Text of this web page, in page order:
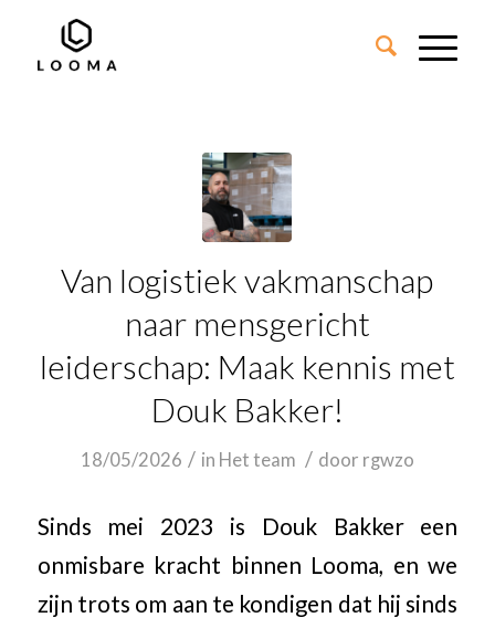
Van logistiek vakmanschap
naar mensgericht
leiderschap: Maak kennis met
Douk Bakker!
18/05/2026 / in Het team / door rgwzo
Sinds mei 2023 is Douk Bakker een
onmisbare kracht binnen Looma, en we
zijn trots om aan te kondigen dat hij sinds